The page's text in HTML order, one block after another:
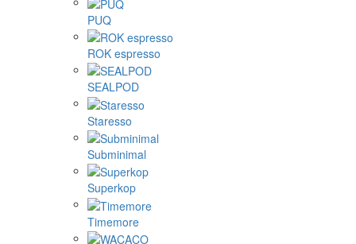
PUQ
ROK espresso
SEALPOD
Staresso
Subminimal
Superkop
Timemore